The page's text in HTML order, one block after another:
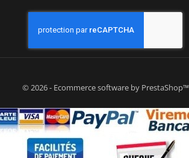
© 2026 - Ecommerce software by PrestaShop™